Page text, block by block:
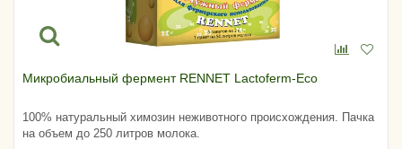
Микробиальный фермент RENNET Lactoferm-Eco
100% натуральный химозин неживотного происхождения. Пачка
на объем до 250 литров молока.